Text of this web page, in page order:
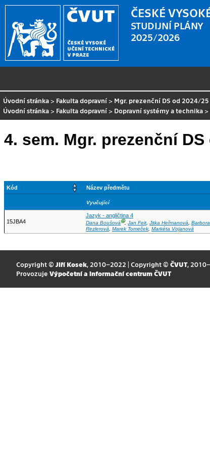
ČESKÉ
STUDIJNÍ PLÁNY
2025/2026
Úvodní stránka > Fakulta dopravní > Mgr. prezenční DS od 2024/25
Úvodní stránka > Fakulta dopravní > Dopravní systémy a technika >
4. sem. Mgr. prezenční DS
Kód Název předmětu
Vyučující
15JBA4
Jazyk - angličtina 4
Dana BoušováⒼ, Jan Feit, Jitka Heřmanová,
Rezlerová
Marek Tomeček Markéta Vojanová
Copyright © Jiří Kosek, 2010–2022 | Copyright © ČVUT,
Provozuje Výpočetní a informační centrum ČVUT